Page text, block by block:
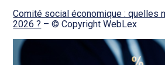
Comité social économique : quelles
2026 ? – © Copyright WebLex